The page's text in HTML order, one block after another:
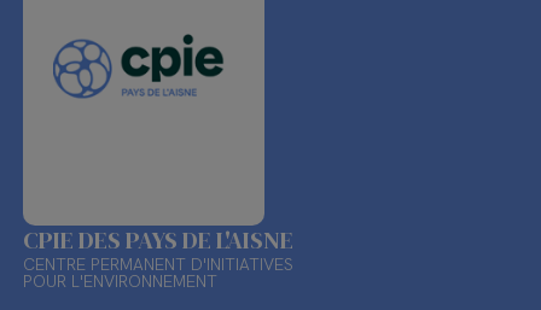
CPIE DES PAYS DE L'AISNE
CENTRE PERMANENT D'INITIATIVES
POUR L'ENVIRONNEMENT